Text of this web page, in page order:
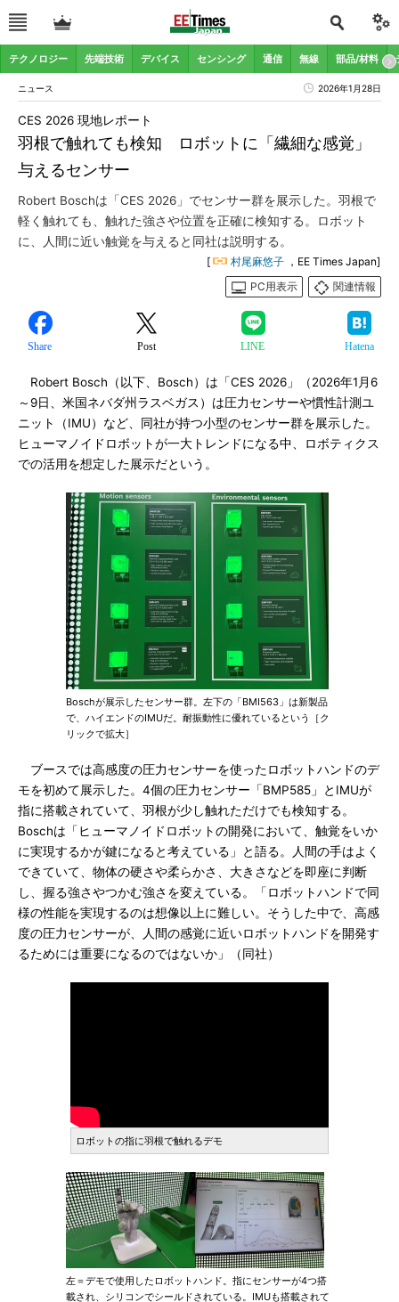
テクノロジー 先端技術 デバイス センシング 通信 無線 部品/材料
ニュース 2026年1月28日
羽根で触れても検知 ロボットに「繊細な感覚」
与えるセンサー
CES 2026 現地レポート
Robert Boschは「CES 2026」でセンサー群を展示した。羽根で
軽く触れても、触れた強さや位置を正確に検知する。ロボット
に、人間に近い触覚を与えると同社は説明する。
[ 村尾麻悠子 ，EE Times Japan]
PC用表示
関連情報
Share Post LINE Hatena
Robert Bosch（以下、Bosch）は「CES 2026」（2026年1月6
～9日、米国ネバダ州ラスベガス）は圧力センサーや慣性計測ユ
ニット（IMU）など、同社が持つ小型のセンサー群を展示した。
ヒューマノイドロボットが一大トレンドになる中、ロボティクス
での活用を想定した展示だという。
Boschが展示したセンサー群。左下の「BMI563」は新製品
で、ハイエンドのIMUだ。耐振動性に優れているという［ク
リックで拡大］
ブースでは高感度の圧力センサーを使ったロボットハンドのデ
モを初めて展示した。4個の圧力センサー「BMP585」とIMUが
指に搭載されていて、羽根が少し触れただけでも検知する。
Boschは「ヒューマノイドロボットの開発において、触覚をいか
に実現するかが鍵になると考えている」と語る。人間の手はよく
できていて、物体の硬さや柔らかさ、大きさなどを即座に判断
し、握る強さやつかむ強さを変えている。「ロボットハンドで同
様の性能を実現するのは想像以上に難しい。そうした中で、高感
度の圧力センサーが、人間の感覚に近いロボットハンドを開発す
るためには重要になるのではないか」（同社）
ロボットの指に羽根で触れるデモ
左＝デモで使用したロボットハンド。指にセンサーが4つ搭
載され、シリコンでシールドされている。IMUも搭載されて